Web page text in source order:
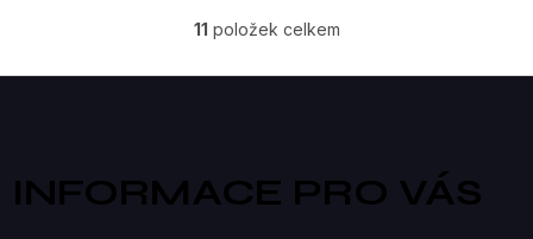
O
V
Á
D
11 položek celkem
Z
INFORMACE PRO VÁS